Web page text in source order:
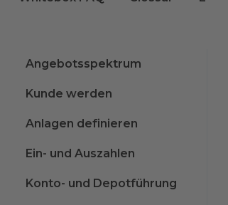
Angebotsspektrum
Kunde werden
Anlagen definieren
Ein- und Auszahlen
Konto- und Depotführung